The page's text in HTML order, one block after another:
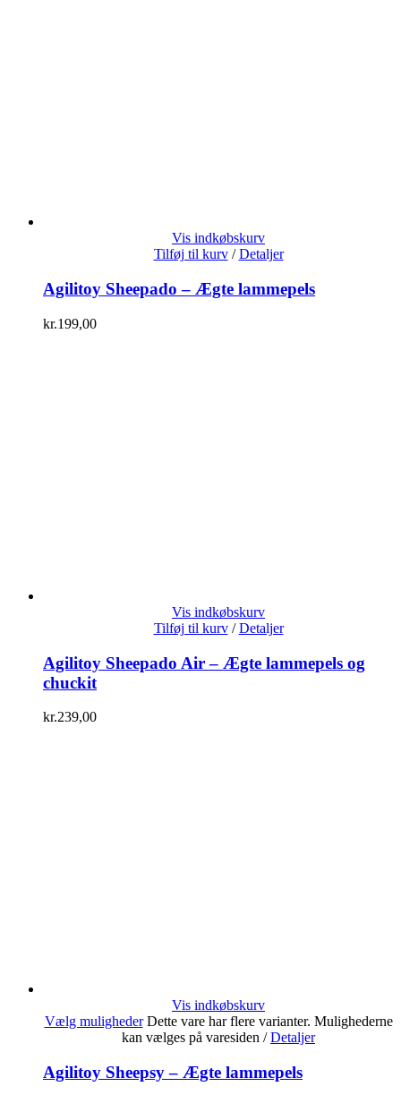
Vis indkøbskurv
Tilføj til kurv / Detaljer
Agilitoy Sheepado – Ægte lammepels
kr.199,00
Vis indkøbskurv
Tilføj til kurv / Detaljer
Agilitoy Sheepado Air – Ægte lammepels og
chuckit
kr.239,00
Vis indkøbskurv
Vælg muligheder Dette vare har flere varianter. Mulighederne
kan vælges på varesiden / Detaljer
Agilitoy Sheepsy – Ægte lammepels